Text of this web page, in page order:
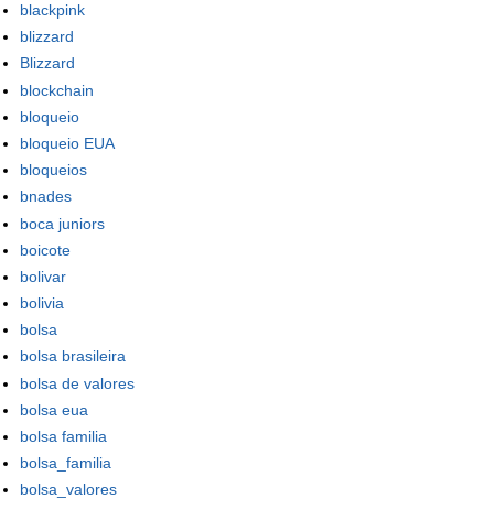
blackpink
blizzard
Blizzard
blockchain
bloqueio
bloqueio EUA
bloqueios
bnades
boca juniors
boicote
bolivar
bolivia
bolsa
bolsa brasileira
bolsa de valores
bolsa eua
bolsa familia
bolsa_familia
bolsa_valores